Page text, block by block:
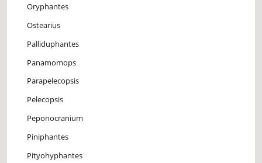
Oryphantes
Ostearius
Palliduphantes
Panamomops
Parapelecopsis
Pelecopsis
Peponocranium
Piniphantes
Pityohyphantes